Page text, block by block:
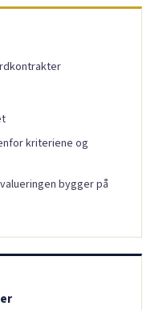
kriteriene og
bygger på